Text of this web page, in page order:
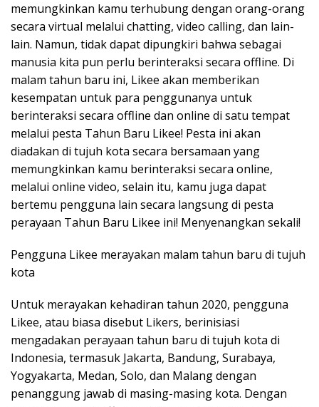
memungkinkan kamu terhubung dengan orang-orang
secara virtual melalui chatting, video calling, dan lain-
lain. Namun, tidak dapat dipungkiri bahwa sebagai
manusia kita pun perlu berinteraksi secara offline. Di
malam tahun baru ini, Likee akan memberikan
kesempatan untuk para penggunanya untuk
berinteraksi secara offline dan online di satu tempat
melalui pesta Tahun Baru Likee! Pesta ini akan
diadakan di tujuh kota secara bersamaan yang
memungkinkan kamu berinteraksi secara online,
melalui online video, selain itu, kamu juga dapat
bertemu pengguna lain secara langsung di pesta
perayaan Tahun Baru Likee ini! Menyenangkan sekali!
Pengguna Likee merayakan malam tahun baru di tujuh
kota
Untuk merayakan kehadiran tahun 2020, pengguna
Likee, atau biasa disebut Likers, berinisiasi
mengadakan perayaan tahun baru di tujuh kota di
Indonesia, termasuk Jakarta, Bandung, Surabaya,
Yogyakarta, Medan, Solo, dan Malang dengan
penanggung jawab di masing-masing kota. Dengan